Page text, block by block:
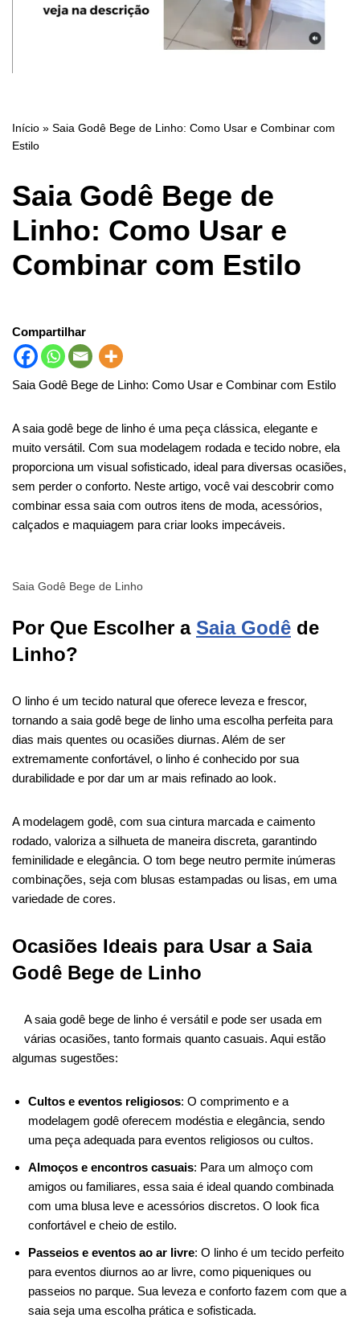
Início » Saia Godê Bege de Linho: Como Usar e Combinar com
Estilo
Saia Godê Bege de
Linho: Como Usar e
Combinar com Estilo
Compartilhar
Saia Godê Bege de Linho: Como Usar e Combinar com Estilo
A saia godê bege de linho é uma peça clássica, elegante e
muito versátil. Com sua modelagem rodada e tecido nobre, ela
proporciona um visual sofisticado, ideal para diversas ocasiões,
sem perder o conforto. Neste artigo, você vai descobrir como
combinar essa saia com outros itens de moda, acessórios,
calçados e maquiagem para criar looks impecáveis.
Saia Godê Bege de Linho
Por Que Escolher a Saia Godê de
Linho?
O linho é um tecido natural que oferece leveza e frescor,
tornando a saia godê bege de linho uma escolha perfeita para
dias mais quentes ou ocasiões diurnas. Além de ser
extremamente confortável, o linho é conhecido por sua
durabilidade e por dar um ar mais refinado ao look.
A modelagem godê, com sua cintura marcada e caimento
rodado, valoriza a silhueta de maneira discreta, garantindo
feminilidade e elegância. O tom bege neutro permite inúmeras
combinações, seja com blusas estampadas ou lisas, em uma
variedade de cores.
Ocasiões Ideais para Usar a Saia
Godê Bege de Linho
A saia godê bege de linho é versátil e pode ser usada em
várias ocasiões, tanto formais quanto casuais. Aqui estão
algumas sugestões:
Cultos e eventos religiosos: O comprimento e a
modelagem godê oferecem modéstia e elegância, sendo
uma peça adequada para eventos religiosos ou cultos.
Almoços e encontros casuais: Para um almoço com
amigos ou familiares, essa saia é ideal quando combinada
com uma blusa leve e acessórios discretos. O look fica
confortável e cheio de estilo.
Passeios e eventos ao ar livre: O linho é um tecido perfeito
para eventos diurnos ao ar livre, como piqueniques ou
passeios no parque. Sua leveza e conforto fazem com que a
saia seja uma escolha prática e sofisticada.